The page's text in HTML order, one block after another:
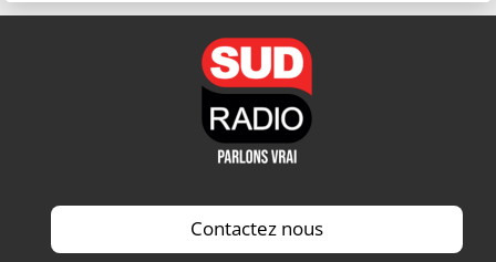
Contactez nous